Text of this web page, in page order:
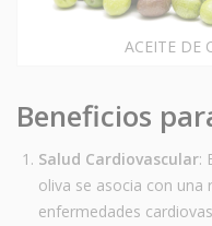
ACEITE DE
Beneficios
Salud Cardiovascular:
oliva se asocia con una
enfermedades